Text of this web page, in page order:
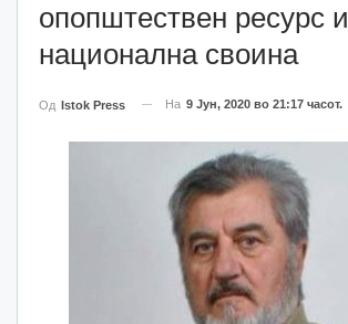
опопштествен ресурс и
национална своина
Од Istok Press На 9 Јун, 2020 во 21:17 часот.